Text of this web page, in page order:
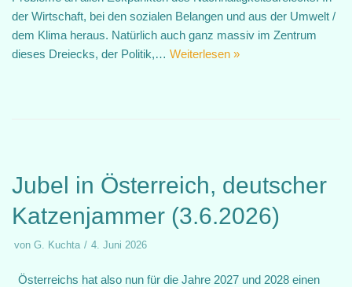
der Wirtschaft, bei den sozialen Belangen und aus der Umwelt /
dem Klima heraus. Natürlich auch ganz massiv im Zentrum
dieses Dreiecks, der Politik,… Weiterlesen »
Jubel in Österreich, deutscher
Katzenjammer (3.6.2026)
von G. Kuchta 4. Juni 2026
Österreichs hat also nun für die Jahre 2027 und 2028 einen